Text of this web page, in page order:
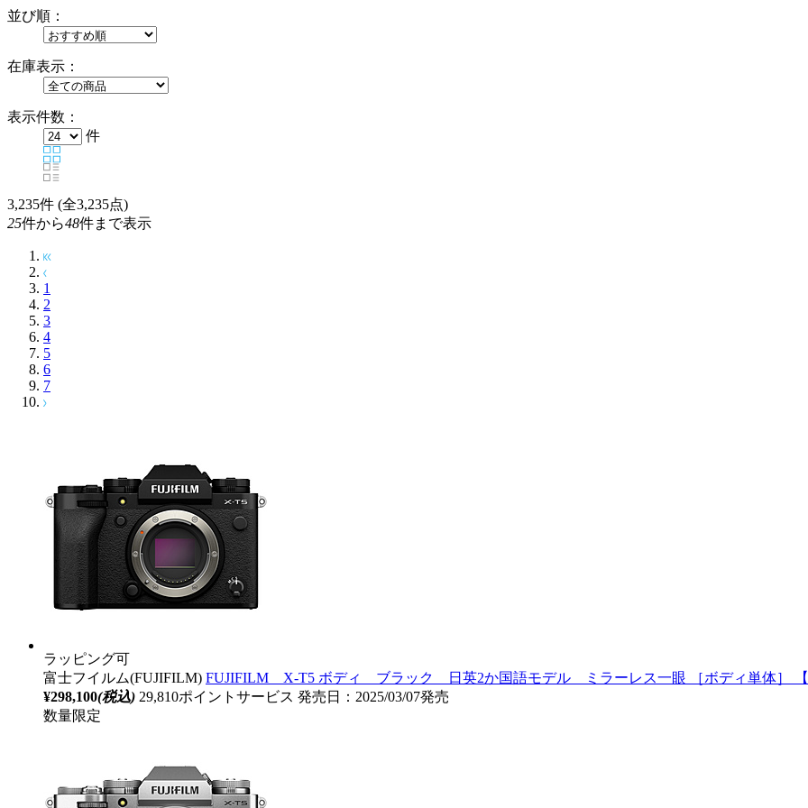
並び順：
在庫表示：
表示件数：
件
3,235件 (全3,235点)
25件から48件まで表示
1
2
3
4
5
6
7
ラッピング可
富士フイルム(FUJIFILM) FUJIFILM X-T5 ボディ ブラック 日英2か国語モデル ミラーレス一眼 ［ボディ単体］ 【
¥298,100(税込) 29,810ポイントサービス 発売日：2025/03/07発売
数量限定